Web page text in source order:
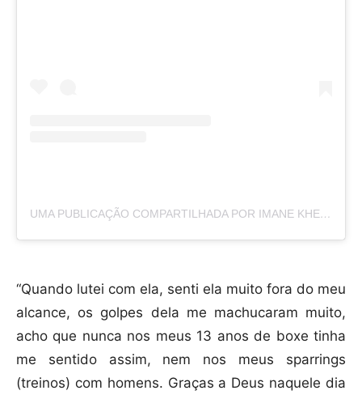
UMA PUBLICAÇÃO COMPARTILHADA POR IMANE KHELIF | إيمان خليف 🇩🇿 (@IMANE_KHELIF_10)
“Quando lutei com ela, senti ela muito fora do meu
alcance, os golpes dela me machucaram muito,
acho que nunca nos meus 13 anos de boxe tinha
me sentido assim, nem nos meus sparrings
(treinos) com homens. Graças a Deus naquele dia